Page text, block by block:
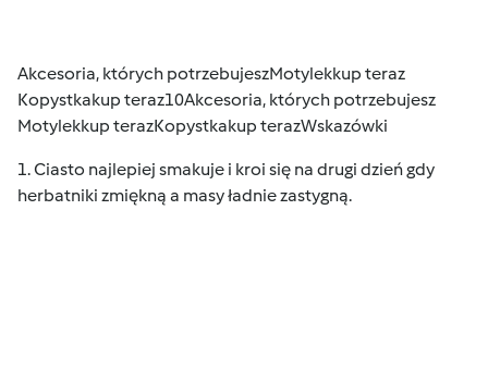
Akcesoria, których potrzebujeszMotylekkup teraz
Kopystkakup teraz10Akcesoria, których potrzebujesz
Motylekkup terazKopystkakup terazWskazówki
1. Ciasto najlepiej smakuje i kroi się na drugi dzień gdy
herbatniki zmiękną a masy ładnie zastygną.